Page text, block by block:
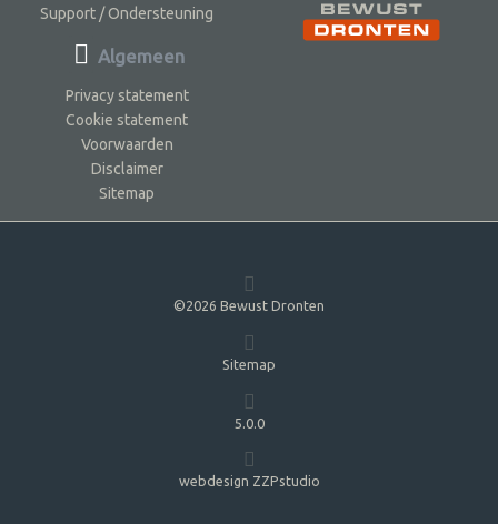
Support / Ondersteuning
Algemeen
Privacy statement
Cookie statement
Voorwaarden
Disclaimer
Sitemap
©2026 Bewust Dronten
Sitemap
5.0.0
webdesign ZZPstudio